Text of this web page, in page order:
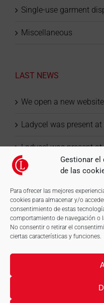
Gestionar el
de las
Para ofrecer las mejores
cookies para almacenar y/o
consentimiento de estas
comportamiento de navegación o
No consentir o retirar el
ciertas características y funciones.
Single-use garment
Miscellaneous
LAST NEWS
We open a new
Ladycel was present
Ladycel was present